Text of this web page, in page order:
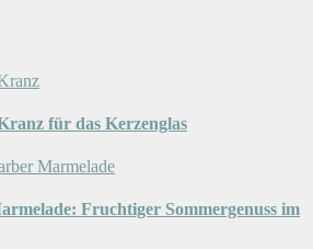
für das Kerzenglas
Fruchtiger Sommergenuss im